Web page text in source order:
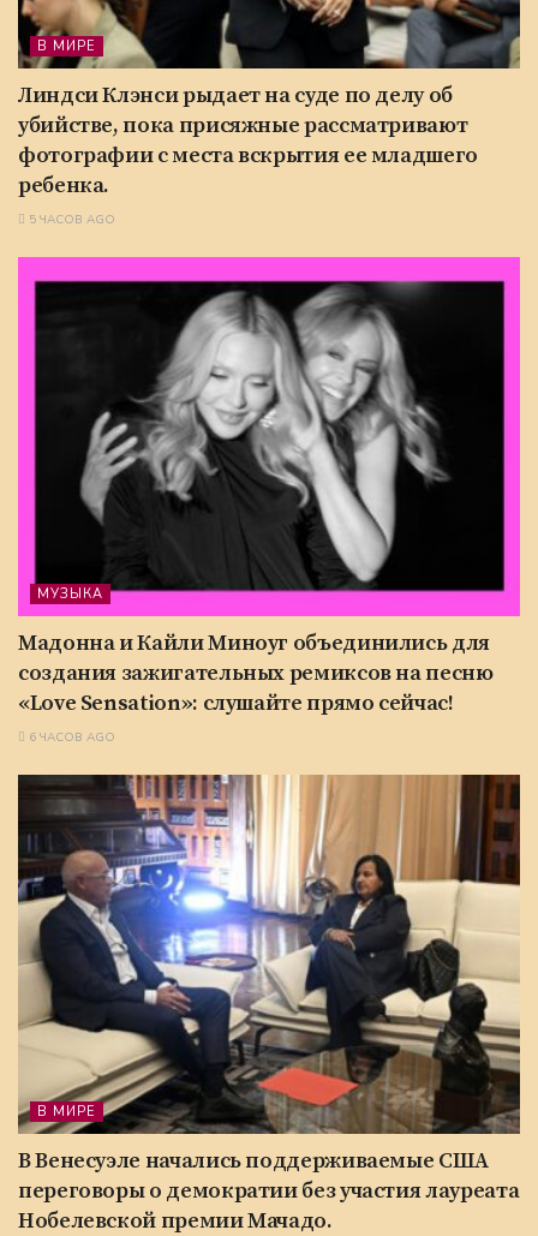
В МИРЕ
Линдси Клэнси рыдает на суде по делу об
убийстве, пока присяжные рассматривают
фотографии с места вскрытия ее младшего
ребенка.
5 ЧАСОВ AGO
МУЗЫКА
Мадонна и Кайли Миноуг объединились для
создания зажигательных ремиксов на песню
«Love Sensation»: слушайте прямо сейчас!
6 ЧАСОВ AGO
В МИРЕ
В Венесуэле начались поддерживаемые США
переговоры о демократии без участия лауреата
Нобелевской премии Мачадо.